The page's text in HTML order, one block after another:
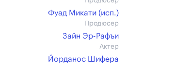
Фуад Микати (иcп.)
Продюсер
Зайн Эр-Рафъи
Актер
Йорданос Шифера